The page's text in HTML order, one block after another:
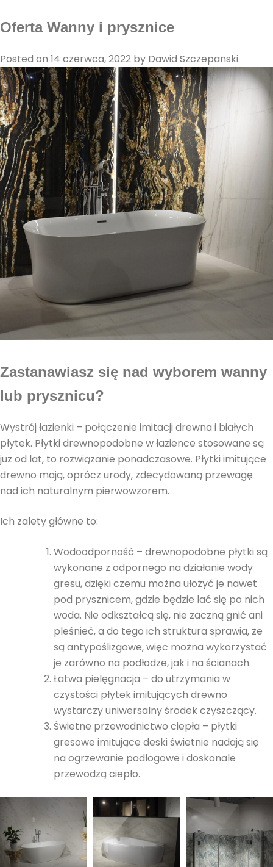
Oferta Wanny i prysznice
Posted on 14 czerwca, 2022 by Dawid Szczepanski
Zastanawiasz się nad wyborem wanny
lub prysznicu?
Wystrój łazienki – połączenie imitacji drewna i białych
płytek. Płytki drewnopodobne w łazience stosowane są
już od lat, to rozwiązanie ponadczasowe. Płytki imitujące
drewno mają, oprócz urody, zdecydowaną przewagę
nad ich naturalnym pierwowzorem.
Ich zalety główne to:
Wodoodporność – drewnopodobne płytki są
wykonane z odpornego na działanie wody
gresu, dzięki czemu można ułożyć je nawet
pod prysznicem, gdzie będzie lać się po nich
woda. Nie odkształcą się, nie zaczną gnić ani
pleśnieć, a do tego ich struktura sprawia, że
są antypoślizgowe, więc można wykorzystać
je zarówno na podłodze, jak i na ścianach.
Łatwa pielęgnacja – do utrzymania w
czystości płytek imitujących drewno
wystarczy uniwersalny środek czyszczący.
Świetne przewodnictwo ciepła – płytki
gresowe imitujące deski świetnie nadają się
na ogrzewanie podłogowe i doskonale
przewodzą ciepło.